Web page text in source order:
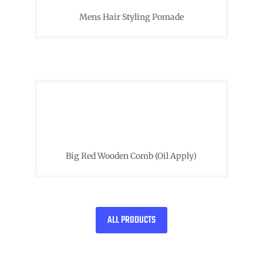
Mens Hair Styling Pomade
Big Red Wooden Comb (Oil Apply)
ALL PRODUCTS